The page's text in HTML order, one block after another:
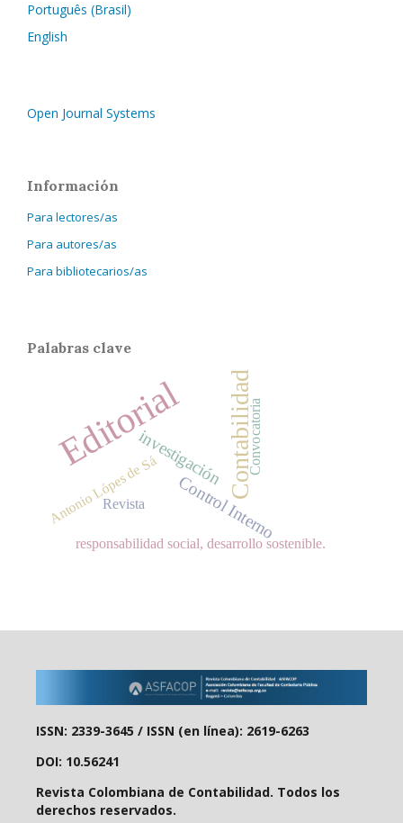
Português (Brasil)
English
Open Journal Systems
Información
Para lectores/as
Para autores/as
Para bibliotecarios/as
Palabras clave
Editorial Contabilidad
Control Interno
investigación
responsabilidad social, desarrollo sostenible.
Antonio Lópes de Sá
Revista
Convocatoria
ISSN: 2339-3645 / ISSN (en línea): 2619-6263
DOI: 10.56241
Revista Colombiana de Contabilidad. Todos los
derechos reservados.